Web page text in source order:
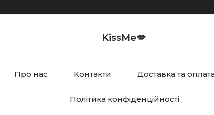
KissMe💋
Про нас Контакти Доставка та
Політика конфіденційності